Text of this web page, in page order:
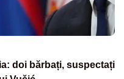
doi bărbați, suspectați